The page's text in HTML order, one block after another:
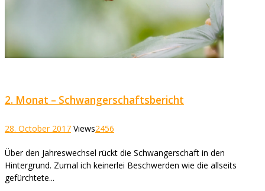
2. Monat – Schwangerschaftsbericht
28. October 2017 Views2456
Über den Jahreswechsel rückt die Schwangerschaft in den
Hintergrund. Zumal ich keinerlei Beschwerden wie die allseits
gefürchtete...